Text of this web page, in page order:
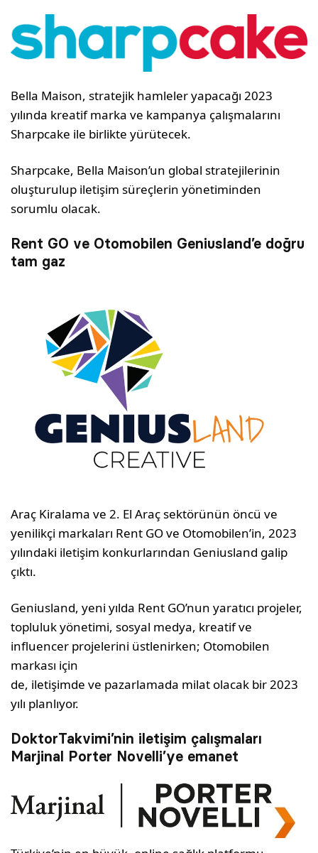
Bella Maison, stratejik hamleler yapacağı 2023
yılında kreatif marka ve kampanya çalışmalarını
Sharpcake ile birlikte yürütecek.
Sharpcake, Bella Maison’un global stratejilerinin
oluşturulup iletişim süreçlerin yönetiminden
sorumlu olacak.
Rent GO ve Otomobilen Geniusland’e doğru
tam gaz
Araç Kiralama ve 2. El Araç sektörünün öncü ve
yenilikçi markaları Rent GO ve Otomobilen’in, 2023
yılındaki iletişim konkurlarından Geniusland galip
çıktı.
Geniusland, yeni yılda Rent GO’nun yaratıcı projeler,
topluluk yönetimi, sosyal medya, kreatif ve
influencer projelerini üstlenirken; Otomobilen
markası için
de, iletişimde ve pazarlamada milat olacak bir 2023
yılı planlıyor.
DoktorTakvimi’nin iletişim çalışmaları
Marjinal Porter Novelli’ye emanet